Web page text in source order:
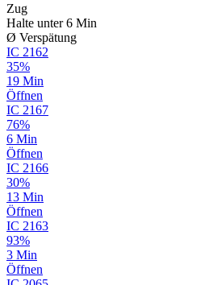
Zug
Halte unter 6 Min
Ø Verspätung
IC 2162
35%
19 Min
Öffnen
IC 2167
76%
6 Min
Öffnen
IC 2166
30%
13 Min
Öffnen
IC 2163
93%
3 Min
Öffnen